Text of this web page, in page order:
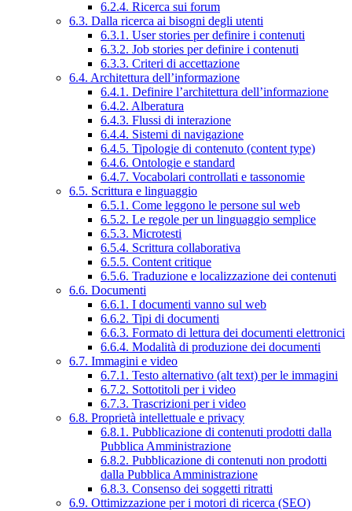
6.2.4. Ricerca sui forum
6.3. Dalla ricerca ai bisogni degli utenti
6.3.1. User stories per definire i contenuti
6.3.2. Job stories per definire i contenuti
6.3.3. Criteri di accettazione
6.4. Architettura dell’informazione
6.4.1. Definire l’architettura dell’informazione
6.4.2. Alberatura
6.4.3. Flussi di interazione
6.4.4. Sistemi di navigazione
6.4.5. Tipologie di contenuto (content type)
6.4.6. Ontologie e standard
6.4.7. Vocabolari controllati e tassonomie
6.5. Scrittura e linguaggio
6.5.1. Come leggono le persone sul web
6.5.2. Le regole per un linguaggio semplice
6.5.3. Microtesti
6.5.4. Scrittura collaborativa
6.5.5. Content critique
6.5.6. Traduzione e localizzazione dei contenuti
6.6. Documenti
6.6.1. I documenti vanno sul web
6.6.2. Tipi di documenti
6.6.3. Formato di lettura dei documenti elettronici
6.6.4. Modalità di produzione dei documenti
6.7. Immagini e video
6.7.1. Testo alternativo (alt text) per le immagini
6.7.2. Sottotitoli per i video
6.7.3. Trascrizioni per i video
6.8. Proprietà intellettuale e privacy
6.8.1. Pubblicazione di contenuti prodotti dalla
Pubblica Amministrazione
6.8.2. Pubblicazione di contenuti non prodotti
dalla Pubblica Amministrazione
6.8.3. Consenso dei soggetti ritratti
6.9. Ottimizzazione per i motori di ricerca (SEO)